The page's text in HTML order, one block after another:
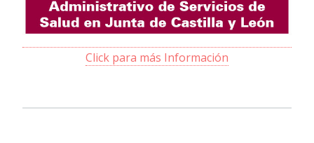
Click para más Información